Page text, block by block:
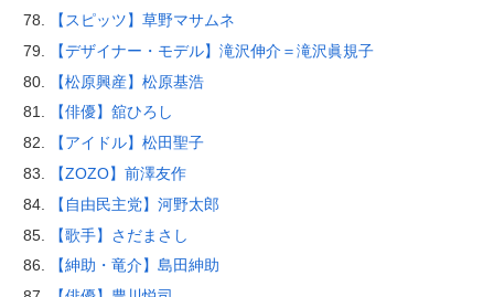
【スピッツ】草野マサムネ
【デザイナー・モデル】滝沢伸介＝滝沢眞規子
【松原興産】松原基浩
【俳優】舘ひろし
【アイドル】松田聖子
【ZOZO】前澤友作
【自由民主党】河野太郎
【歌手】さだまさし
【紳助・竜介】島田紳助